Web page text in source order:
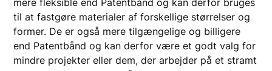
til at fastgøre materialer af forskellige størrelser og
former. De er også mere tilgængelige og billigere
end Patentbånd og kan derfor være et godt valg for
mindre projekter eller dem, der arbejder på et stramt